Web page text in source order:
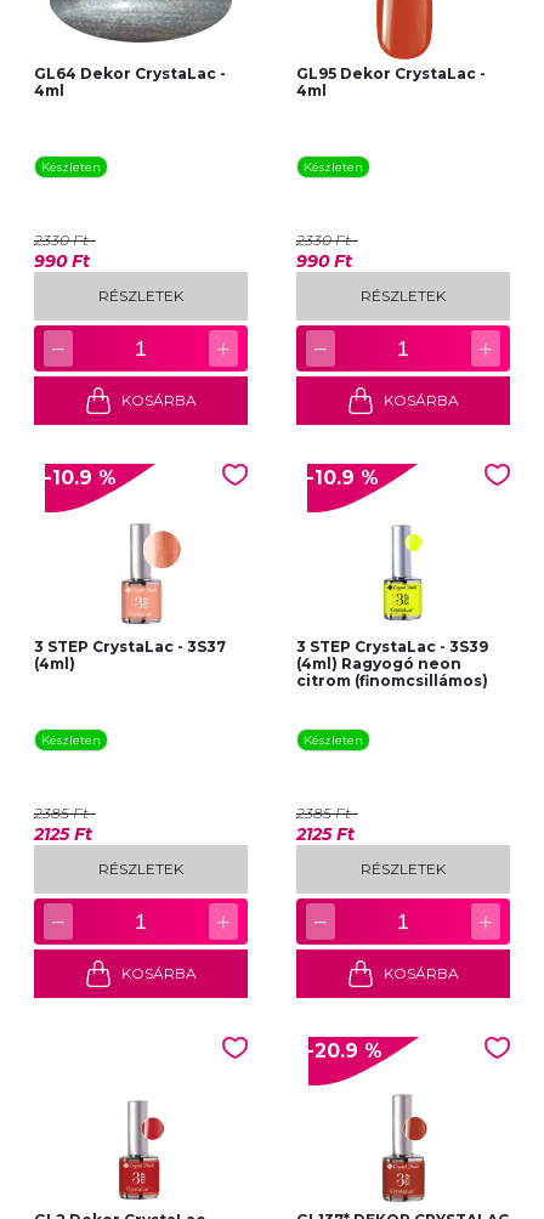
GL64 Dekor CrystaLac -
4ml
Készleten
2330 Ft
990 Ft
RÉSZLETEK
− 1 +
KOSÁRBA
GL95 Dekor CrystaLac -
4ml
Készleten
2330 Ft
990 Ft
RÉSZLETEK
− 1 +
KOSÁRBA
-10.9 %
3 STEP CrystaLac - 3S37
(4ml)
Készleten
2385 Ft
2125 Ft
RÉSZLETEK
− 1 +
KOSÁRBA
-10.9 %
3 STEP CrystaLac - 3S39
(4ml) Ragyogó neon
citrom (finomcsillámos)
Készleten
2385 Ft
2125 Ft
RÉSZLETEK
− 1 +
KOSÁRBA
-20.9 %